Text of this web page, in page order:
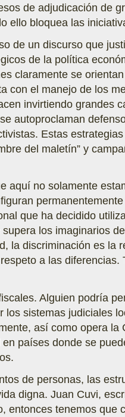
de adjudicación de
ello bloquea las
de un discurso que
de la política
claramente se
con el manejo de los
invirtiendo grandes
autoproclaman
Estas
del maletín” y
aquí no solamente
que ha decidido
los imaginarios
la discriminación es la
a las
Alguien podría
sistemas judiciales
así como opera la
países donde se
de personas, las
digna. Juan Cuvi,
tenemos que